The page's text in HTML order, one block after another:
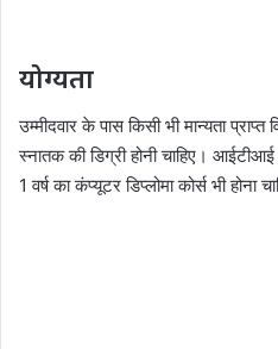
योग्यता
उम्मीदवार के पास किसी भी मान्यता प्राप्त
स्नातक की डिग्री होनी चाहिए। आईटीआई
1 वर्ष का कंप्यूटर डिप्लोमा कोर्स भी होना